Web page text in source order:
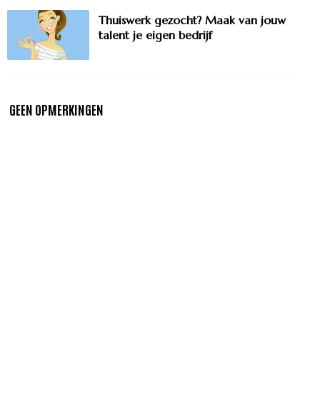
Thuiswerk gezocht? Maak van jouw
talent je eigen bedrijf
GEEN OPMERKINGEN